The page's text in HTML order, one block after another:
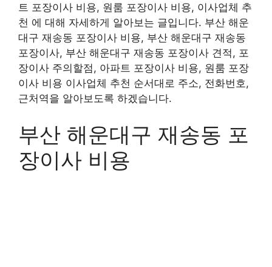
트 포장이사 비용, 원룸 포장이사 비용, 이사업체 추
천 에 대해 자세하게 알아보는 글입니다. 부산 해운
대구 재송동 포장이사 비용, 부산 해운대구 재송동
포장이사, 부산 해운대구 재송동 포장이사 견적, 포
장이사 주의할점, 아파트 포장이사 비용, 원룸 포장
이사 비용 이사업체 추천 순서대로 주소, 전화번호,
근처역을 알아보도록 하겠습니다.
부산 해운대구 재송동 포
장이사 비용